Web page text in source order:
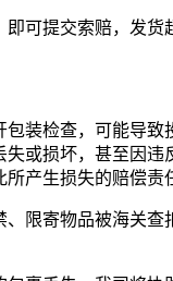
可提交索赔，发货
装检查，可能导致
失或损坏，甚至因违
所产生损失的赔偿责
限寄物品被海关查